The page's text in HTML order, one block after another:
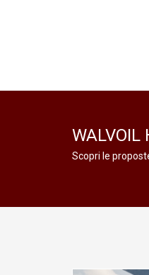
WALVOIL
Scopri le